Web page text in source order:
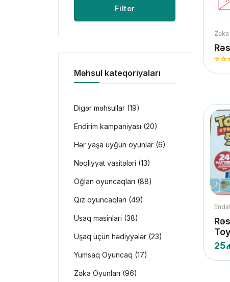
Zəka
Filter
Məhsul kateqoriyaları
Digər məhsullar (19)
Endirim kampaniyası (20)
Hər yaşa uyğun oyunlar (6)
Nəqliyyat vasitələri (13)
Oğlan oyuncaqları (88)
Qız oyuncaqlari (49)
Usaq masinlari (38)
Uşaq üçün hədiyyələr (23)
Yumsaq Oyuncaq (17)
Zəka Oyunları (96)